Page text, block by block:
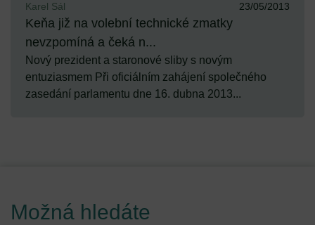
Karel Sál 23/05/2013
Keňa již na volební technické zmatky
nevzpomíná a čeká n...
Nový prezident a staronové sliby s novým
entuziasmem Při oficiálním zahájení společného
zasedání parlamentu dne 16. dubna 2013...
Možná hledáte